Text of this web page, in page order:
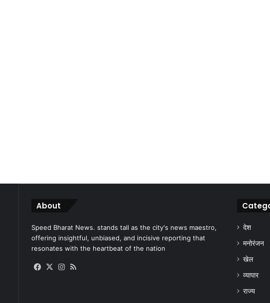
About
Speed Bharat News. stands tall as the city's news maestro,
offering insightful, unbiased, and incisive reporting that
resonates with the heartbeat of the nation
Facebook
X Instagram
देश
मनोरंजन
खेल
व्यापार
राज्य